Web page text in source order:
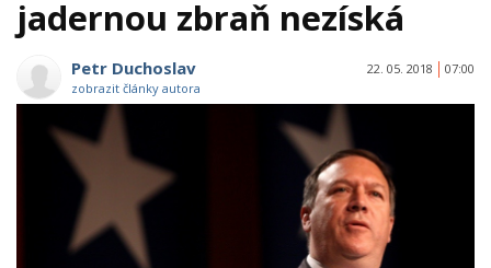
jadernou zbraň nezíská
Petr Duchoslav
zobrazit články autora
22. 05. 2018 07:00